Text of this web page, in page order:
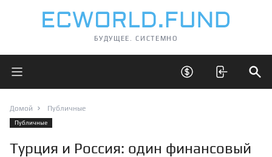
БУДУЩЕЕ. СИСТЕМНО
Открыть главное меню Открыть скрытые
Домой Публичные
Публичные
Турция и Россия: один финансовый